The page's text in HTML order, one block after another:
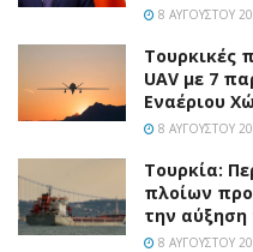
8 ΑΥΓΟΎΣΤΟΥ
Τουρκικές
UAV με 7
Εναέριου
8 ΑΥΓΟΎΣΤΟΥ
Τουρκία:
πλοίων
την
8 ΑΥΓΟΎΣΤΟΥ